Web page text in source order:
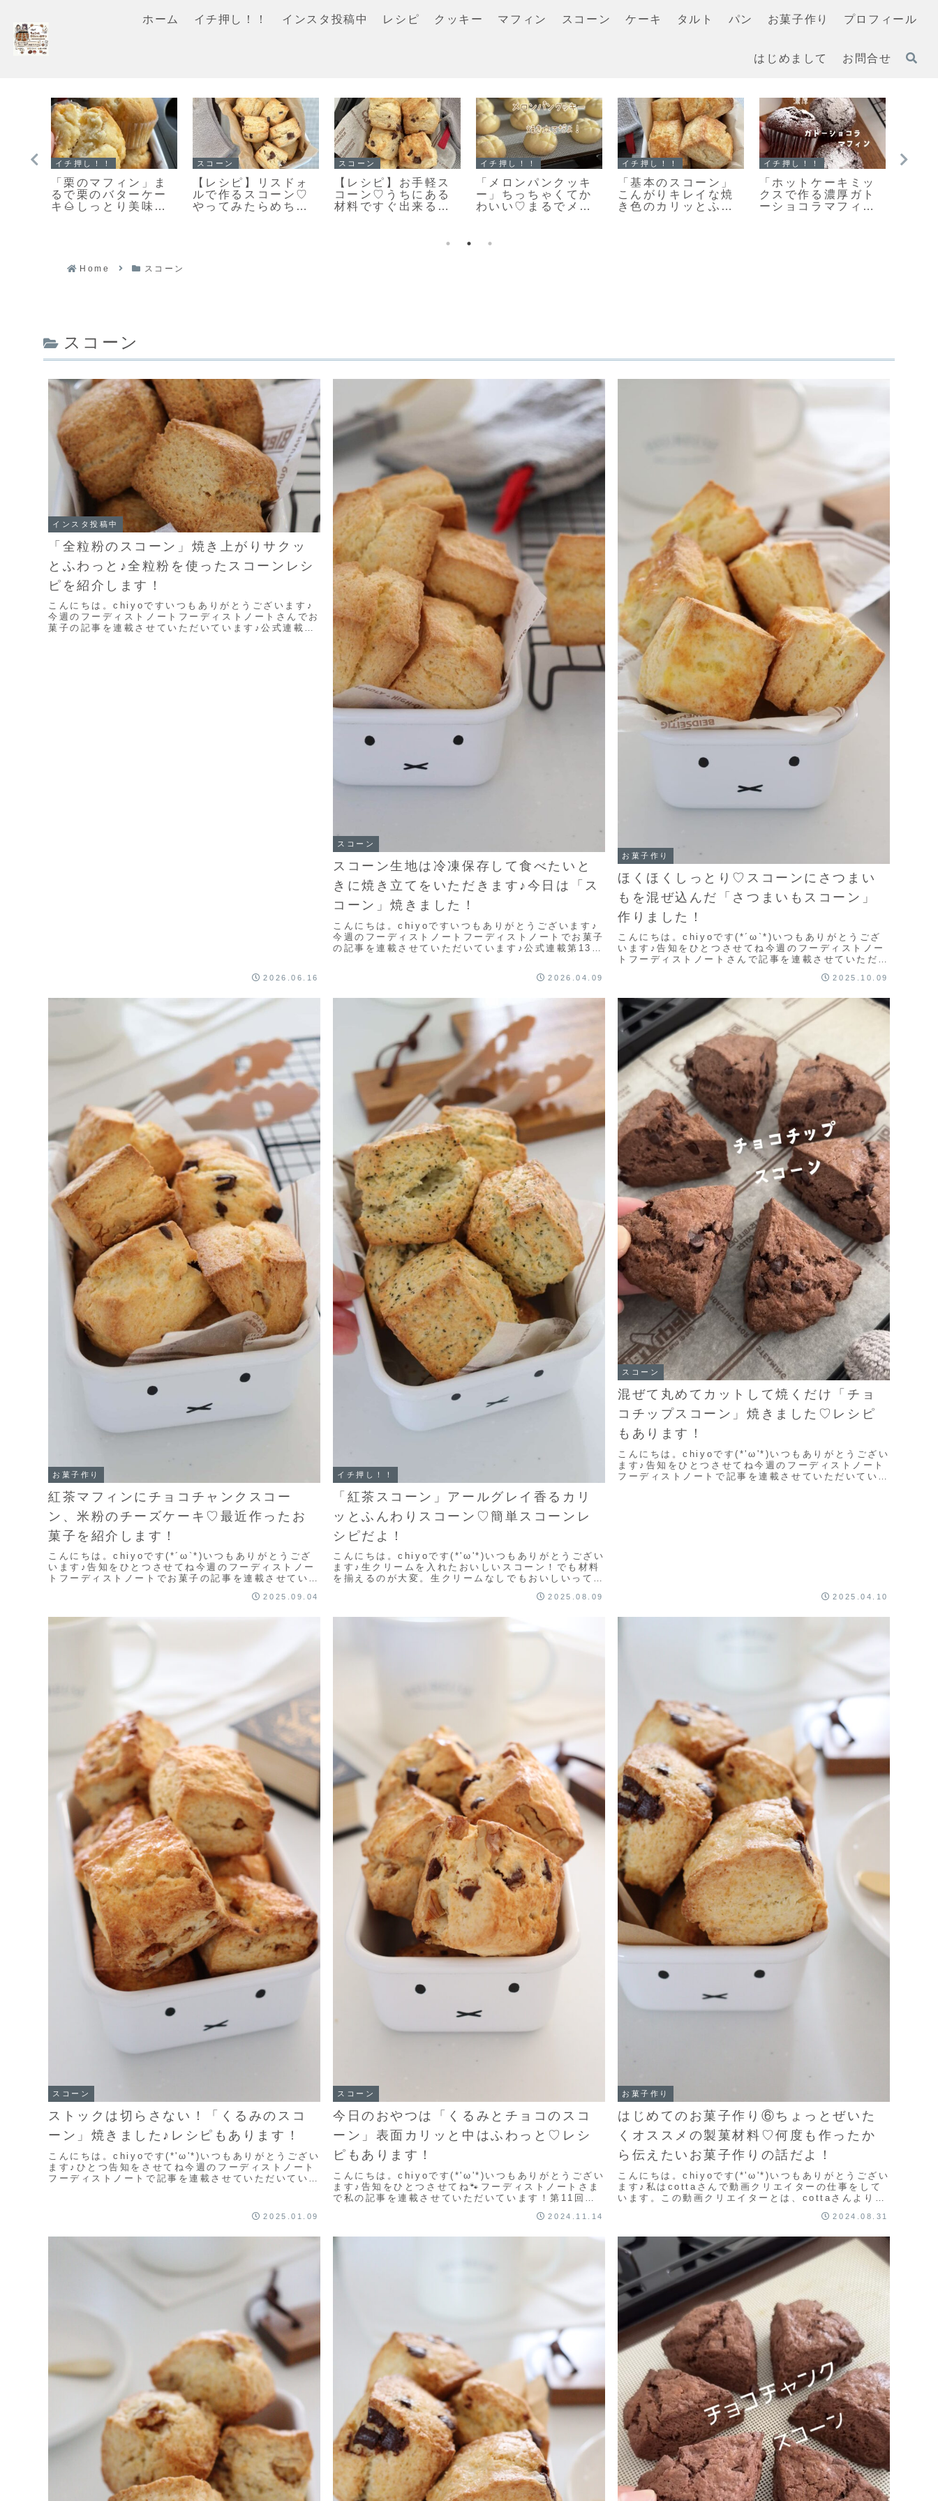
ホーム イチ押し！！ インスタ投稿中 レシピ クッキー マフィン スコーン ケーキ タルト パン お菓子作り プロフィール
はじめまして お問合せ
イチ押し！！
【レシピ】お手軽ス
コーン改良版♡さら
に美味しくなりまし
マフィン
すぐに作れる♥食べら
れる♥濃厚ガトーショ
コラマフィン作りま
スコーン
「基本のスコーン」
生クリームを使った
さっくりふわっとな
イチ押し！！
「基本の型抜きクッ
キー生地」簡単で扱
いやすいプレーンク
マフィン
「濃厚ガトーショコ
ラマフィン」冷やし
て美味しいマフィン
スコーン
「スコーンの朝ごは
んだ♪」カリッとふん
わりとっても美味し
クッキ
Home スコーン
スコーン
インスタ投稿中
「全粒粉のスコーン」焼き上がりサクッ
とふわっと♪全粒粉を使ったスコーンレシ
ピを紹介します！
こんにちは。chiyoですいつもありがとうございます♪
今週のフーディストノートフーディストノートさんでお
菓子の記事を連載させていただいています♪公式連載第
2026.06.16
スコーン
スコーン生地は冷凍保存して食べたいと
きに焼き立てをいただきます♪今日は「ス
コーン」焼きました！
こんにちは。chiyoですいつもありがとうございます♪
今週のフーディストノートフーディストノートでお菓子
の記事を連載させていただいています♪公式連載第13回
2026.04.09
お菓子作り
ほくほくしっとり♡スコーンにさつまい
もを混ぜ込んだ「さつまいもスコーン」
作りました！
こんにちは。chiyoです(*´ω`*)いつもありがとうござ
います♪告知をひとつさせてね今週のフーディストノー
トフーディストノートさんで記事を連載させていただい
2025.10.09
お菓子作り
紅茶マフィンにチョコチャンクスコー
ン、米粉のチーズケーキ♡最近作ったお
菓子を紹介します！
こんにちは。chiyoです(*´ω`*)いつもありがとうござ
います♪告知をひとつさせてね今週のフーディストノー
トフーディストノートでお菓子の記事を連載させていた
2025.09.04
イチ押し！！
「紅茶スコーン」アールグレイ香るカリ
ッとふんわりスコーン♡簡単スコーンレ
シピだよ！
こんにちは。chiyoです(*'ω'*)いつもありがとうござい
ます♪生クリームを入れたおいしいスコーン！でも材料
を揃えるのが大変。生クリームなしでもおいしいって思
2025.08.09
スコーン
混ぜて丸めてカットして焼くだけ「チョ
コチップスコーン」焼きました♡レシピ
もあります！
こんにちは。chiyoです(*'ω'*)いつもありがとうござい
ます♪告知をひとつさせてね今週のフーディストノート
フーディストノートで記事を連載させていただいていま
2025.04.10
スコーン
ストックは切らさない！「くるみのスコ
ーン」焼きました♪レシピもあります！
こんにちは。chiyoです(*'ω'*)いつもありがとうござい
ます♪ひとつ告知をさせてね今週のフーディストノート
フーディストノートで記事を連載させていただいていま
2025.01.09
スコーン
今日のおやつは「くるみとチョコのスコ
ーン」表面カリッと中はふわっと♡レシ
ピもあります！
こんにちは。chiyoです(*'ω'*)いつもありがとうござい
ます♪告知をひとつさせてね🐾フーディストノートさま
で私の記事を連載させていただいています！第11回
2024.11.14
お菓子作り
はじめてのお菓子作り⑥ちょっとぜいた
くオススメの製菓材料♡何度も作ったか
ら伝えたいお菓子作りの話だよ！
こんにちは。chiyoです(*'ω'*)いつもありがとうござい
ます♪私はcottaさんで動画クリエイターの仕事をして
います。この動画クリエイターとは、cottaさんより依
2024.08.31